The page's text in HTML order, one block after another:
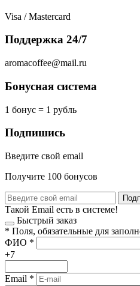
Visa / Mastercard
Поддержка 24/7
aromacoffee@mail.ru
Бонусная система
1 бонус = 1 рубль
Подпишись
Введите свой email
Получите 100 бонусов
Такой Email есть в системе!
Быстрый заказ
* Поля, обязательные для
ФИО *
+7
Email *